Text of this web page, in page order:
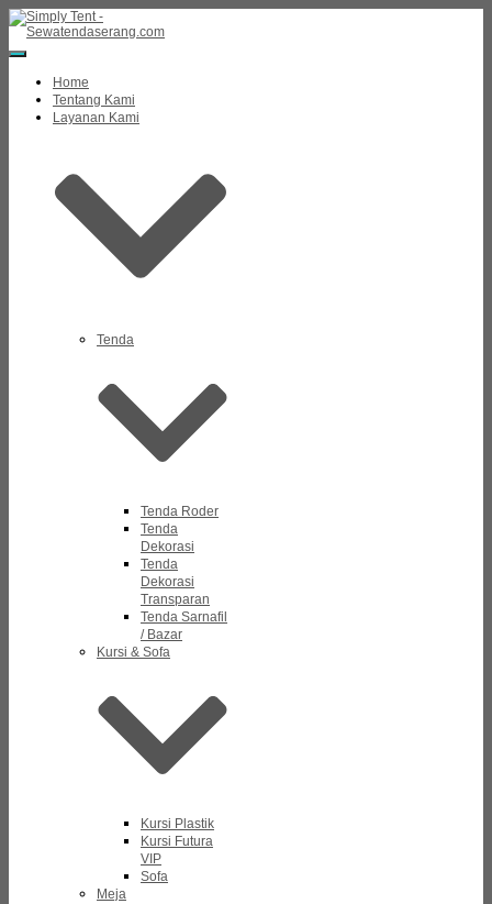
Toggle
Navigation
Home
Tentang Kami
Layanan Kami
Tenda
Tenda Roder
Tenda
Dekorasi
Tenda
Dekorasi
Transparan
Tenda Sarnafil
/ Bazar
Kursi & Sofa
Kursi Plastik
Kursi Futura
VIP
Sofa
Meja